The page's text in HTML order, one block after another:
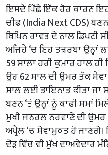
ਇਸਦੇ ਪਿੱਛੇ ਇੱਕ ਹੋਰ ਕਾਰਨ
ਚੀਫ (India Next CDS)
ਬਿਪਿਨ ਰਾਵਤ ਦੇ ਨਾਲ ਡਿਪਟੀ
ਅਜਿਹੇ ‘ਚ ਇਹ ਤਜ਼ਰਬਾ ਉਨ੍ਹਾਂ
59 ਸਾਲਾ ਹਰੀ ਕੁਮਾਰ ਹਾਲ
ਉਹ 62 ਸਾਲ ਦੀ ਉਮਰ ਤੱਕ
ਸਾਲ ਲਈ ਤਾਇਨਾਤ ਕੀਤਾ ਜਾ
ਬਣਨ ‘ਤੇ ਉਨ੍ਹਾਂ ਨੂੰ ਕਾਫੀ ਸਮਾਂ
ਮੁਖੀ ਜਨਰਲ ਨਰਵਾਣੇ ਦੀ
ਅਪ੍ਰੈਲ ‘ਚ ਸੇਵਾਮੁਕਤ ਹੋ
ਦੌੜ ਵਿੱਚ ਵੀ ਮੁੱਖ ਦਾਅਵੇਦਾਰ